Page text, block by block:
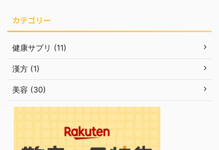
カテゴリー
健康サプリ (11)
漢方 (1)
美容 (30)